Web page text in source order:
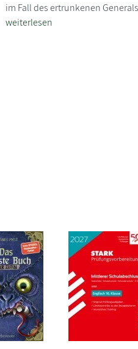
im Fall des ertrunkenen
weiterlesen